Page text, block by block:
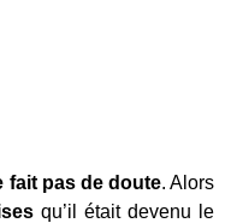
fait pas de doute. Alors
qu’il était devenu le